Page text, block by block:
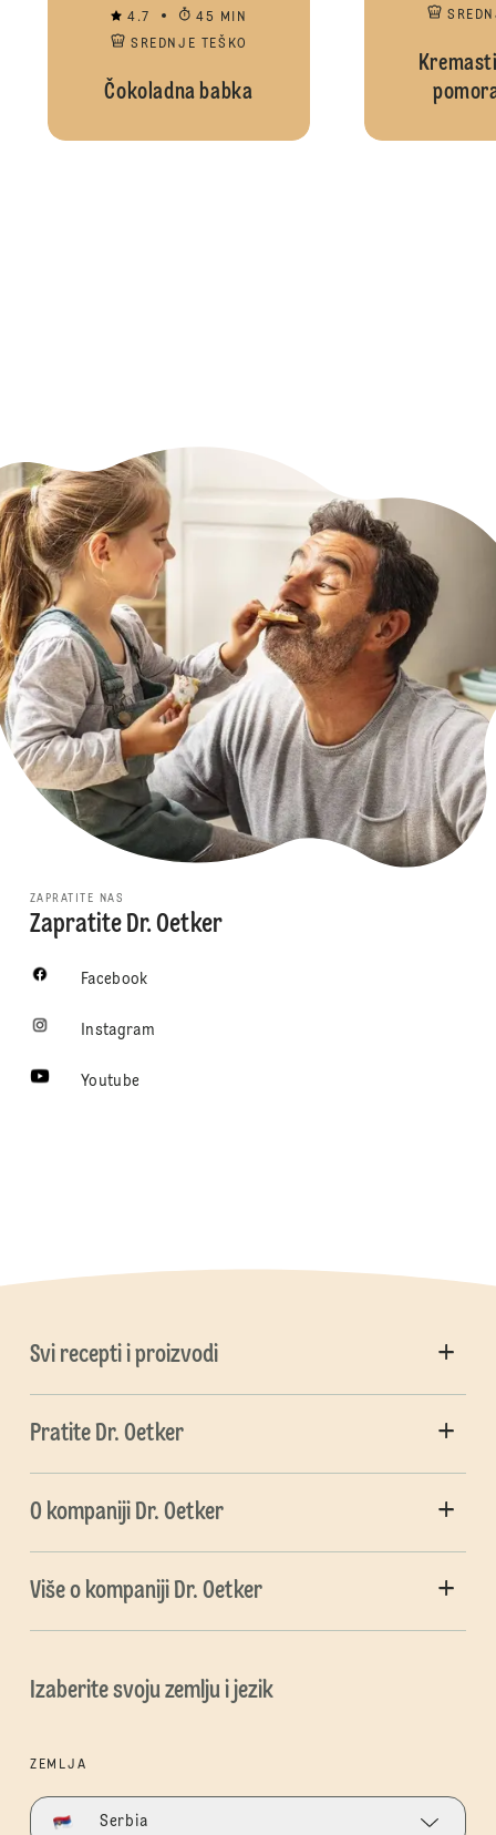
4.7
45 MIN
SREDNJE TEŠKO
Čokoladna babka
ZAPRATITE NAS
Zapratite Dr. Oetker
Facebook
Instagram
Youtube
Svi recepti i proizvodi
Pratite Dr. Oetker
O kompaniji Dr. Oetker
Više o kompaniji Dr. Oetker
Izaberite svoju zemlju i jezik
ZEMLJA
Serbia